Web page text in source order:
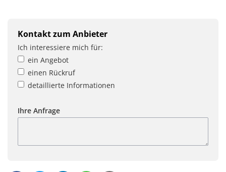
Kontakt zum Anbieter
Ich interessiere mich für:
ein Angebot
einen Rückruf
detaillierte Informationen
Ihre Anfrage